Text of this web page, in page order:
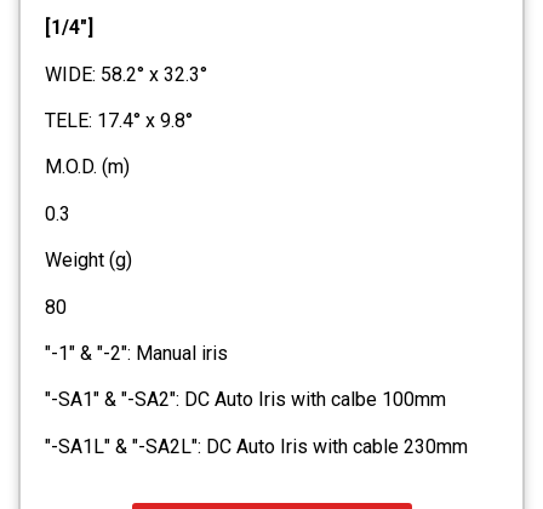
[1/4"]
WIDE: 58.2° x 32.3°
TELE: 17.4° x 9.8°
M.O.D. (m)
0.3
Weight (g)
80
"-1" & "-2": Manual iris
"-SA1" & "-SA2": DC Auto Iris with calbe 100mm
"-SA1L" & "-SA2L": DC Auto Iris with cable 230mm